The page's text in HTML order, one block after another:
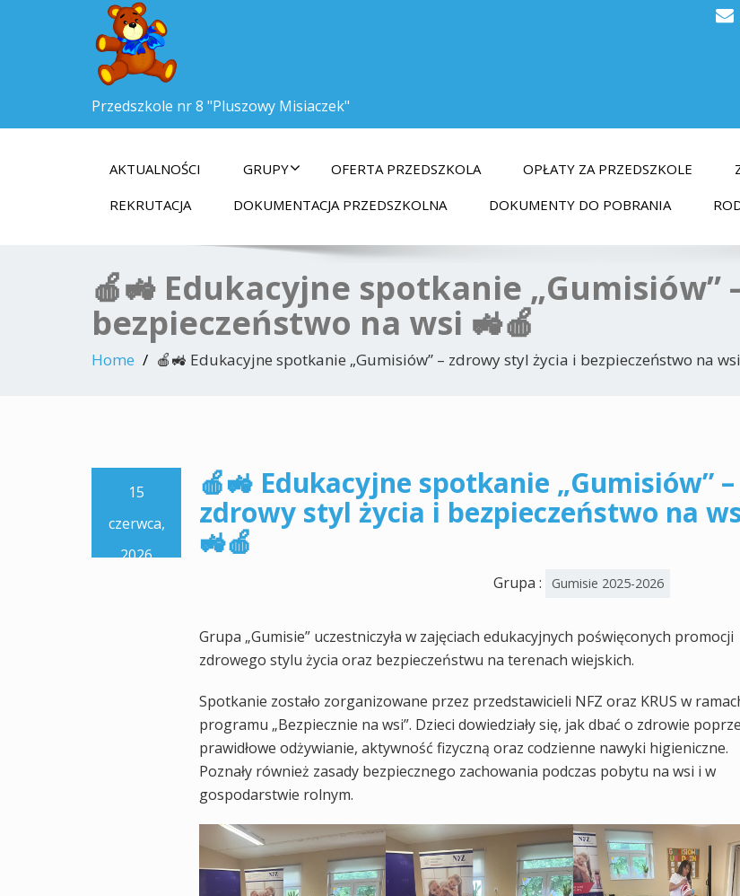
Przedszkole nr 8 "Pluszowy Misiaczek"
AKTUALNOŚCI GRUPY OFERTA PRZEDSZKOLA OPŁATY ZA PRZEDSZKOLE
REKRUTACJA
DOKUMENTACJA PRZEDSZKOLNA DOKUMENTY DO POBRANIA
🍎🚜 Edukacyjne spotkanie „Gumisiów”
bezpieczeństwo na wsi 🚜🍎
Home 🍎🚜 Edukacyjne spotkanie „Gumisiów” – zdrowy styl życia i bezpieczeństwo na
15
czerwca,
2026
🍎🚜 Edukacyjne spotkanie „Gumisiów” –
zdrowy styl życia i bezpieczeństwo na
🚜🍎
Grupa : Gumisie 2025-2026
Grupa „Gumisie” uczestniczyła w zajęciach edukacyjnych poświęconych promocji
zdrowego stylu życia oraz bezpieczeństwu na terenach wiejskich.
Spotkanie zostało zorganizowane przez przedstawicieli NFZ oraz KRUS w
programu „Bezpiecznie na wsi”. Dzieci dowiedziały się, jak dbać o zdrowie
prawidłowe odżywianie, aktywność fizyczną oraz codzienne nawyki higieniczne.
Poznały również zasady bezpiecznego zachowania podczas pobytu na wsi i w
gospodarstwie rolnym.